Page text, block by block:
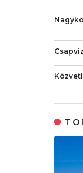
Csapvíz